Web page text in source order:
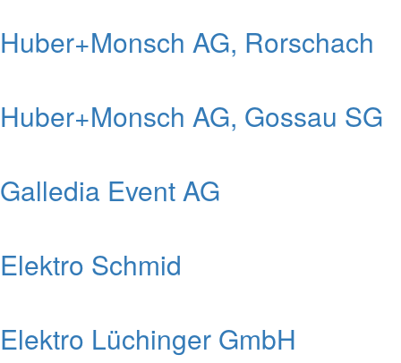
Huber+Monsch AG, Rorschach
Huber+Monsch AG, Gossau SG
Galledia Event AG
Elektro Schmid
Elektro Lüchinger GmbH